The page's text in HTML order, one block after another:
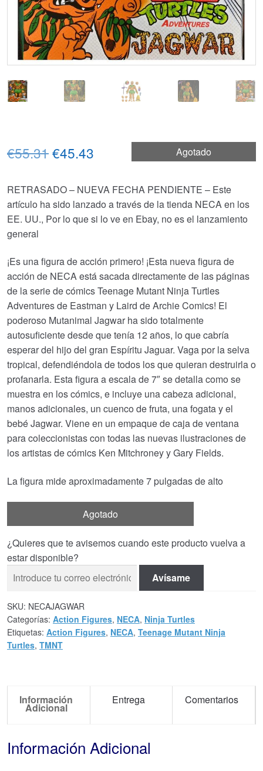
Agotado
€55.31El
original
era:
€45.43
actual
es:
RETRASADO – NUEVA FECHA PENDIENTE – Este
artículo ha sido lanzado a través de la tienda NECA en los
EE. UU., Por lo que si lo ve en Ebay, no es el lanzamiento
general
¡Es una figura de acción primero! ¡Esta nueva figura de
acción de NECA está sacada directamente de las páginas
de la serie de cómics Teenage Mutant Ninja Turtles
Adventures de Eastman y Laird de Archie Comics! El
poderoso Mutanimal Jagwar ha sido totalmente
autosuficiente desde que tenía 12 años, lo que cabría
esperar del hijo del gran Espíritu Jaguar. Vaga por la selva
tropical, defendiéndola de todos los que quieran destruirla o
profanarla. Esta figura a escala de 7″ se detalla como se
muestra en los cómics, e incluye una cabeza adicional,
manos adicionales, un cuenco de fruta, una fogata y el
bebé Jagwar. Viene en un empaque de caja de ventana
para coleccionistas con todas las nuevas ilustraciones de
los artistas de cómics Ken Mitchroney y Gary Fields.
La figura mide aproximadamente 7 pulgadas de alto
Agotado
¿Quieres que te avisemos cuando este producto vuelva a
estar disponible?
Avísame
SKU: NECAJAGWAR
Categorías: Action Figures, NECA, Ninja Turtles
Etiquetas: Action Figures, NECA, Teenage Mutant Ninja
Turtles, TMNT
Información
Adicional
Entrega Comentarios
Información Adicional